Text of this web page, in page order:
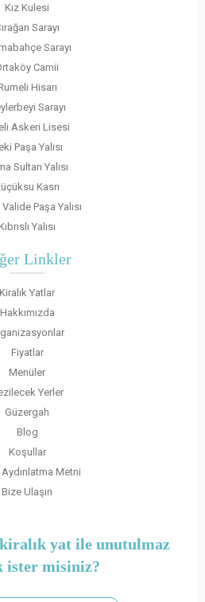
Kız Kulesi
Sarayı
Sarayı
Camii
Hisarı
Sarayı
Askeri Lisesi
Paşa Yalısı
Sultan Yalısı
Kasrı
Paşa Yalısı
Yalısı
Linkler
Kiralık Yatlar
Hakkımızda
Fiyatlar
Menüler
Yerler
Güzergah
Blog
Koşullar
Aydınlatma Metni
Bize Ulaşın
yat ile unutulmaz
ister misiniz?